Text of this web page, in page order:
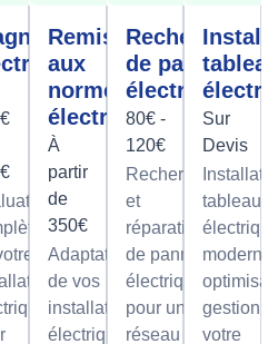
Remise
aux
normes
électrique
À
partir
de
350€
Adaptation
de vos
installations
électriques
Recherche
de panne
électrique
80€ -
120€
Recherche
et
réparation
de pannes
électriques
pour un
réseau
Sur
Devis
tableaux
gestion
votre